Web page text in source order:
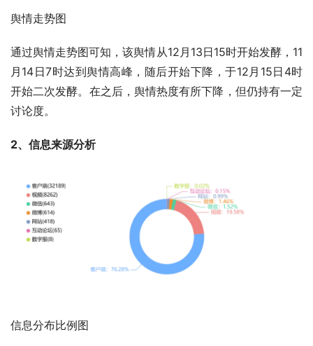
舆情走势图
通过舆情走势图可知，该舆情从12月13日15时开始发酵，11
月14日7时达到舆情高峰，随后开始下降，于12月15日4时
开始二次发酵。在之后，舆情热度有所下降，但仍持有一定
讨论度。
2、信息来源分析
信息分布比例图